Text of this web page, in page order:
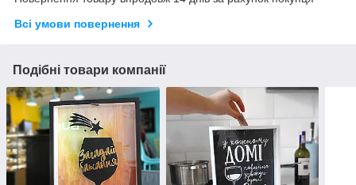
Всі умови повернення
Подібні товари компанії